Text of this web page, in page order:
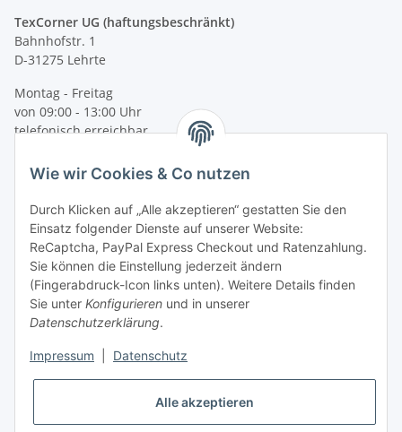
TexCorner UG (haftungsbeschränkt)
Bahnhofstr. 1
D-31275 Lehrte
Montag - Freitag
von 09:00 - 13:00 Uhr
telefonisch erreichbar
Tel: +49 (0) 5132 5027903
Fax: +49 (0) 5132 8230693
E-Mail:mail@kinder-warnwesten.de
Vertrag widerrufen
Wie wir Cookies & Co nutzen
Durch Klicken auf „Alle akzeptieren“ gestatten Sie den
Einsatz folgender Dienste auf unserer Website:
ReCaptcha, PayPal Express Checkout und Ratenzahlung.
Sie können die Einstellung jederzeit ändern
(Fingerabdruck-Icon links unten). Weitere Details finden
Sie unter Konfigurieren und in unserer
Datenschutzerklärung.
Impressum Datenschutz
Alle akzeptieren